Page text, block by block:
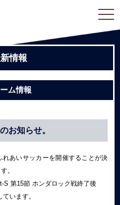
情報
ム情報
お知らせ。
あいサッカーを開催することが決
。
S 第15節 ホンダロック戦終了後
います。